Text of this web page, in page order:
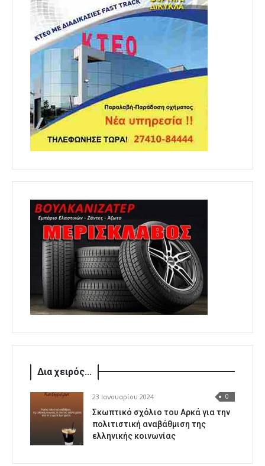
Δια χειρός...
23 Ιανουαρίου 2024 0
Σκωπτικό σχόλιο του Αρκά για την
πολιτιστική αναβάθμιση της
ελληνικής κοινωνίας